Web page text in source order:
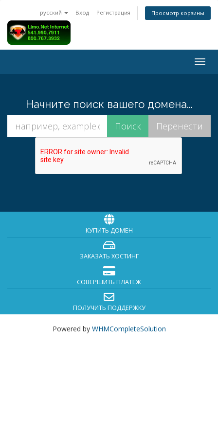
русский Вход Регистрация Просмотр корзины
Начните поиск вашего домена...
КУПИТЬ ДОМЕН
ЗАКАЗАТЬ ХОСТИНГ
СОВЕРШИТЬ ПЛАТЕЖ
ПОЛУЧИТЬ ПОДДЕРЖКУ
Powered by WHMCompleteSolution